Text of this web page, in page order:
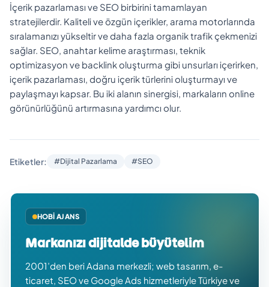
İçerik pazarlaması ve SEO birbirini tamamlayan
stratejilerdir. Kaliteli ve özgün içerikler, arama motorlarında
sıralamanızı yükseltir ve daha fazla organik trafik çekmenizi
sağlar. SEO, anahtar kelime araştırması, teknik
optimizasyon ve backlink oluşturma gibi unsurları içerirken,
içerik pazarlaması, doğru içerik türlerini oluşturmayı ve
paylaşmayı kapsar. Bu iki alanın sinergisi, markaların online
görünürlüğünü artırmasına yardımcı olur.
Etiketler: #Dijital Pazarlama #SEO
HOBI AJANS
Markanızı dijitalde büyütelim
2001’den beri Adana merkezli; web tasarım, e-
ticaret, SEO ve Google Ads hizmetleriyle Türkiye ve